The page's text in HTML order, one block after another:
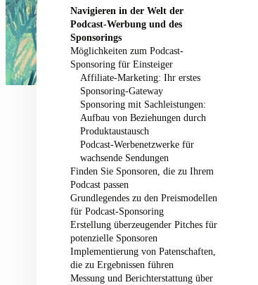
Navigieren in der Welt der
Podcast-Werbung und des
Sponsorings
Möglichkeiten zum Podcast-
Sponsoring für Einsteiger
Affiliate-Marketing: Ihr erstes
Sponsoring-Gateway
Sponsoring mit Sachleistungen:
Aufbau von Beziehungen durch
Produktaustausch
Podcast-Werbenetzwerke für
wachsende Sendungen
Finden Sie Sponsoren, die zu Ihrem
Podcast passen
Grundlegendes zu den Preismodellen
für Podcast-Sponsoring
Erstellung überzeugender Pitches für
potenzielle Sponsoren
Implementierung von Patenschaften,
die zu Ergebnissen führen
Messung und Berichterstattung über